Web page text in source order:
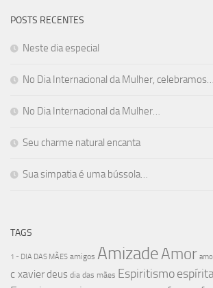
POSTS RECENTES
Neste dia especial
No Dia Internacional da Mulher, celebramos…
No Dia Internacional da Mulher…
Seu charme natural encanta
Sua simpatia é uma bússola…
TAGS
1 - DIA DAS MÃES amigos AmizadeAmor
c xavier deus dia das mães Espiritismo